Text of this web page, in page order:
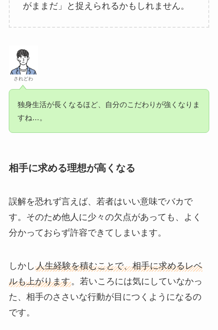
がままだ」と捉えられるかもしれません。
されどわ
独身生活が長くなるほど、自分のこだわりが強くなりま
すね…。
相手に求める理想が高くなる
誤解を恐れず言えば、若者はいい意味でバカで
す。そのため他人に少々の欠点があっても、よく
分かっておらず許容できてしまいます。
しかし 人生経験を積むことで、相手に求めるレベ
ルも上がります。若いころには気にしていなかっ
た、相手のささいな行動が目につくようになるの
です。